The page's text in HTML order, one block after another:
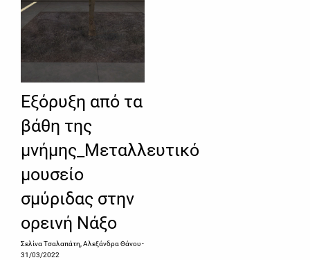
Εξόρυξη από τα
βάθη της
μνήμης_Μεταλλευτικό
μουσείο
σμύριδας στην
ορεινή Νάξο
Σελίνα Τσαλαπάτη, Αλεξάνδρα Θάνου-
31/03/2022